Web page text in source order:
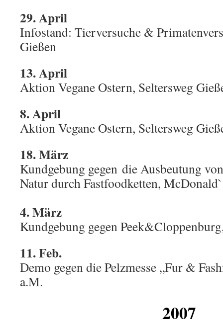
29. April
Infostand: Tierversuche &
Gießen
13. April
Aktion Vegane Ostern, Seltersweg
8. April
Aktion Vegane Ostern, Seltersweg
18. März
Kundgebung gegen die Ausbeutung
Natur durch Fastfoodketten,
4. März
Kundgebung gegen
11. Feb.
Demo gegen die Pelzmesse „Fur &
a.M.
2007